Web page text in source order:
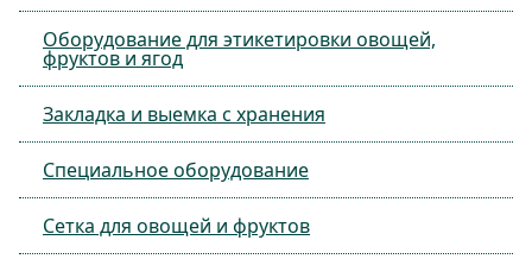
Оборудование для этикетировки овощей,
фруктов и ягод
Закладка и выемка с хранения
Специальное оборудование
Сетка для овощей и фруктов